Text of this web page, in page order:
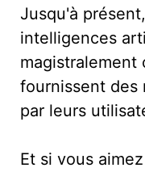
Jusqu'à
intelligences
fournissent des
par leurs
Et si vous